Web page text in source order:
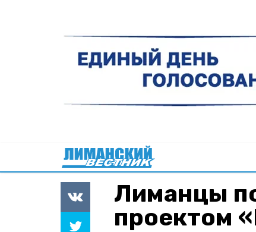
Лиманцы
проектом